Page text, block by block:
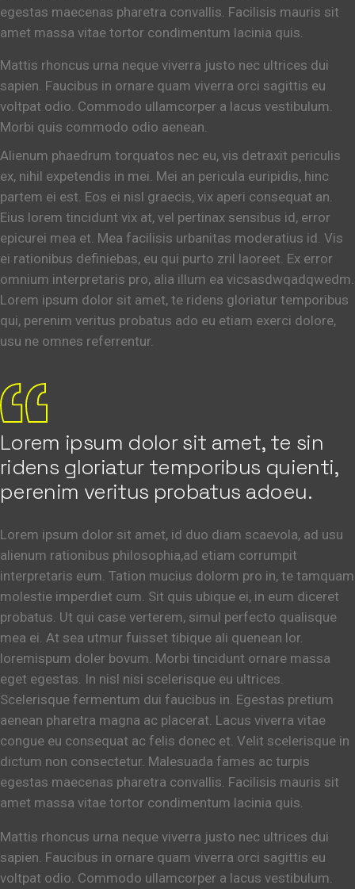
egestas maecenas pharetra convallis. Facilisis mauris sit
amet massa vitae tortor condimentum lacinia quis.
Mattis rhoncus urna neque viverra justo nec ultrices dui
sapien. Faucibus in ornare quam viverra orci sagittis eu
voltpat odio. Commodo ullamcorper a lacus vestibulum.
Morbi quis commodo odio aenean.
Alienum phaedrum torquatos nec eu, vis detraxit periculis
ex, nihil expetendis in mei. Mei an pericula euripidis, hinc
partem ei est. Eos ei nisl graecis, vix aperi consequat an.
Eius lorem tincidunt vix at, vel pertinax sensibus id, error
epicurei mea et. Mea facilisis urbanitas moderatius id. Vis
ei rationibus definiebas, eu qui purto zril laoreet. Ex error
omnium interpretaris pro, alia illum ea vicsasdwqadqwedm.
Lorem ipsum dolor sit amet, te ridens gloriatur temporibus
qui, perenim veritus probatus ado eu etiam exerci dolore,
usu ne omnes referrentur.
Lorem ipsum dolor sit amet, te sin
ridens gloriatur temporibus quienti,
perenim veritus probatus adoeu.
Lorem ipsum dolor sit amet, id duo diam scaevola, ad usu
alienum rationibus philosophia,ad etiam corrumpit
interpretaris eum. Tation mucius dolorm pro in, te tamquam
molestie imperdiet cum. Sit quis ubique ei, in eum diceret
probatus. Ut qui case verterem, simul perfecto qualisque
mea ei. At sea utmur fuisset tibique ali quenean lor.
loremispum doler bovum. Morbi tincidunt ornare massa
eget egestas. In nisl nisi scelerisque eu ultrices.
Scelerisque fermentum dui faucibus in. Egestas pretium
aenean pharetra magna ac placerat. Lacus viverra vitae
congue eu consequat ac felis donec et. Velit scelerisque in
dictum non consectetur. Malesuada fames ac turpis
egestas maecenas pharetra convallis. Facilisis mauris sit
amet massa vitae tortor condimentum lacinia quis.
Mattis rhoncus urna neque viverra justo nec ultrices dui
sapien. Faucibus in ornare quam viverra orci sagittis eu
voltpat odio. Commodo ullamcorper a lacus vestibulum.